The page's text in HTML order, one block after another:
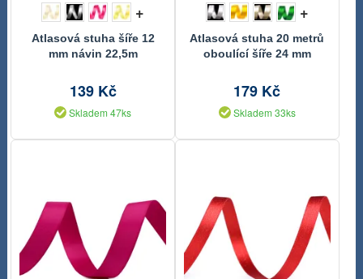
+
Atlasová stuha šíře 12
mm návin 22,5m
139 Kč
Skladem 47ks
+
Atlasová stuha 20 metrů
oboulící šíře 24 mm
179 Kč
Skladem 33ks